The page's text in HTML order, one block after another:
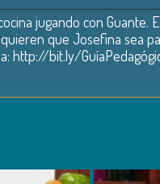
jugando con
que Josefina sea
http://bit.ly/